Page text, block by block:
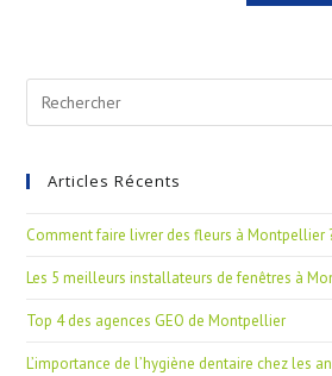
Articles Récents
Comment faire livrer des fleurs à Montpellier
Les 5 meilleurs installateurs de fenêtres à
Top 4 des agences GEO de Montpellier
L’importance de l’hygiène dentaire chez les